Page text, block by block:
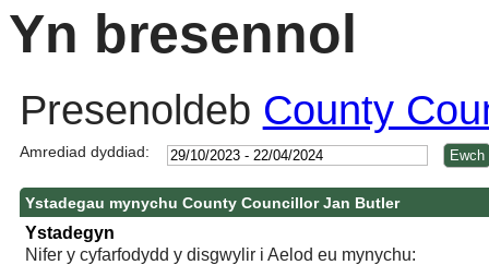
Yn bresennol
Presenoldeb County
Amrediad dyddiad:
Ystadegau mynychu County Councillor Jan Butler
Ystadegyn
Nifer y cyfarfodydd y disgwylir i Aelod eu mynychu: